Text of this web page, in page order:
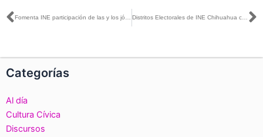
Ant Distritos Electorales de INE Chihuahua culminan cómputos de la elección del Poder Judicial de la Federación
Categorías
Al día
Cultura Cívica
Discursos